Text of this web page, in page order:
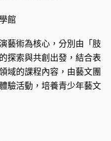
館
藝術為核心，分別由「肢
探索與共創出發，結合表
域的課程內容，由藝文團
驗活動，培養青少年藝文